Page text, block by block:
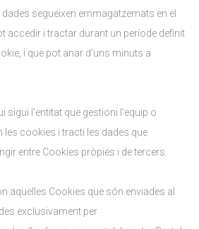
segueixen emmagatzemats en el
accedir i tractar durant un període definit
i que pot anar d'uns minuts a
sigui l'entitat que gestioni l'equip o
les cookies i tracti les dades que
entre Cookies pròpies i de tercers.
aquelles Cookies que són enviades al
exclusivament per